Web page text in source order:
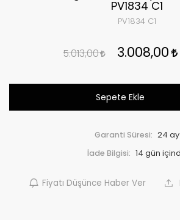
PV1834 C1
PV1834 C1
5.013,00 3.008,00
Sepete Ekle
Garanti Süresi: 24 ay
İade Bilgisi:
Fiyatı Düşünce Haber Ver